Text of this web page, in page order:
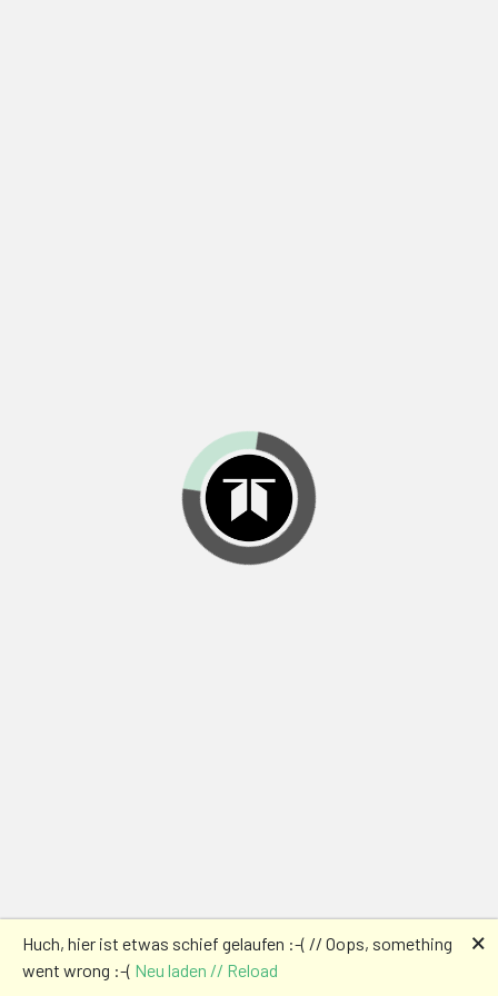
Huch, hier ist etwas schief gelaufen :-( // Oops, something
went wrong :-( Neu laden // Reload
🗙